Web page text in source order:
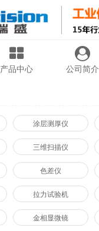
产品中心 公司简介
涂层测厚仪
三维扫描仪
色差仪
拉力试验机
金相显微镜